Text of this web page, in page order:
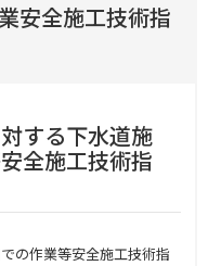
安全施工技術指
する下水道施
全施工技術指
の作業等安全施工技術指